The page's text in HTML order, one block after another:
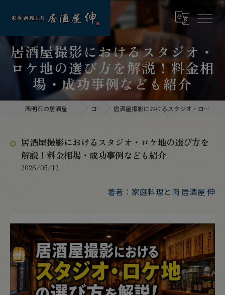
居酒屋撮影におけるスタジオ・
ロケ地の選び方を解説！料金相
場・成功事例なども紹介
西明石の居酒屋なら家庭料理と肉 居酒屋 伸 コラム 居酒屋撮影におけるスタジオ・ロケ地の選び方を解説！料金相場・成功事例なども紹介
居酒屋撮影におけるスタジオ・ロケ地の選び方を
解説！料金相場・成功事例なども紹介
2026/05/12
著者：家庭料理と肉 居酒屋 伸